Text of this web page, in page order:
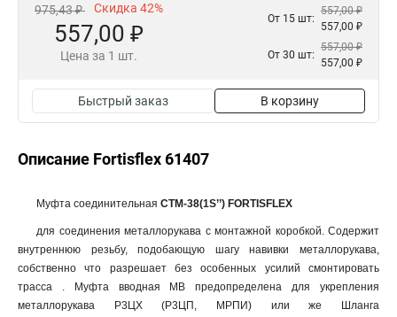
975,43 ₽ Скидка 42%
557,00 ₽
Цена за 1 шт.
От 15 шт:
557,00 ₽
557,00 ₽
От 30 шт:
557,00 ₽
557,00 ₽
Быстрый заказ В корзину
Описание Fortisflex 61407
Муфта соединительная СТМ-38(1Ѕ’’) FORTISFLEX
для соединения металлорукава с монтажной коробкой. Содержит
внутреннюю резьбу, подобающую шагу навивки металлорукава,
собственно что разрешает без особенных усилий смонтировать
трасса . Муфта вводная МВ предопределена для укрепления
металлорукава Р3ЦХ (Р3ЦП, МРПИ) или же Шланга